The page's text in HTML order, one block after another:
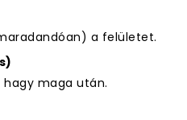
a felületet.
maga után.